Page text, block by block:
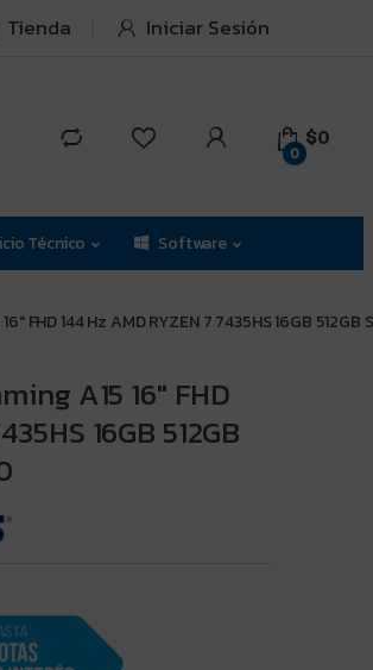
Tienda Iniciar Sesión
0
$0
Técnico Software
FHD 144 Hz AMD RYZEN 7 7435HS 16GB
A15 16″ FHD
16GB 512GB